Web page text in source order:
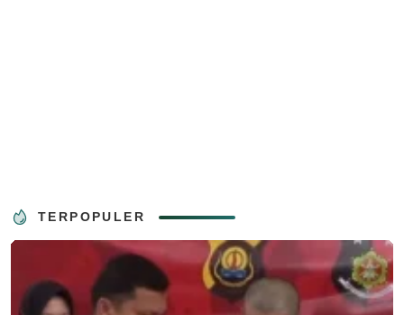
TERPOPULER